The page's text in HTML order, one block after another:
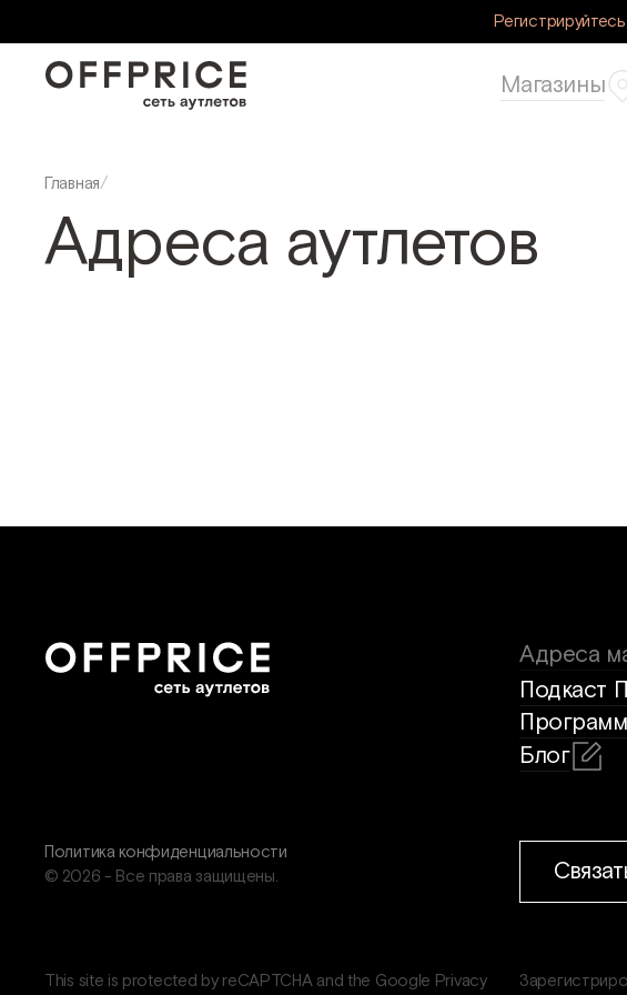
Магазины
Главная/
Адреса аутлетов
Политика конфиденциальности
© 2026 - Все права защищены.
This site is protected by reCAPTCHA and the Google Privacy
Адреса
Блог